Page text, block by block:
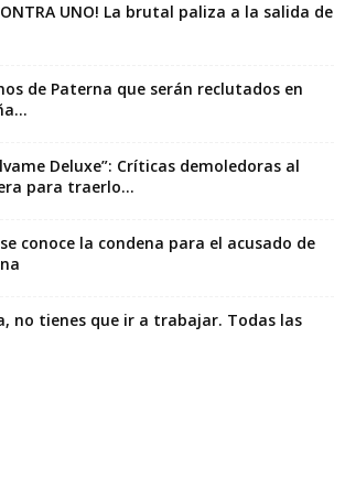
UNO! La brutal paliza a la salida de
de Paterna que serán reclutados en
Deluxe”: Críticas demoledoras al
para traerlo...
se conoce la condena para el acusado de
no tienes que ir a trabajar. Todas las